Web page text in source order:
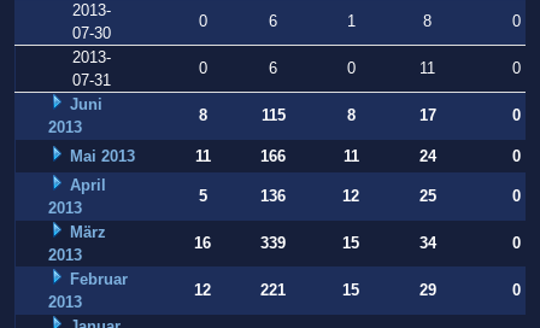
2013-
07-30
0 6 1 8
0
2013-
07-31
0 6 0 11
0
Juni
2013
8 115 8 17 0
Mai 2013 11 166 11 24
0
April
2013
5 136 12 25
0
März
2013
16 339 15 34
0
Februar
2013
12 221 15 29
0